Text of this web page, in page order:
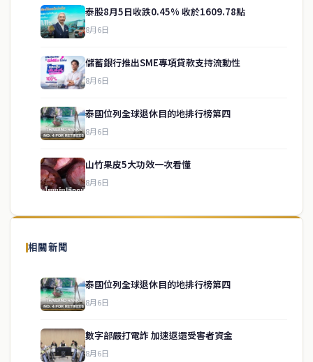
泰股8月5日收跌0.45% 收於1609.78點
8月6日
儲蓄銀行推出SME專項貸款支持流動性
8月6日
泰國位列全球退休目的地排行榜第四
8月6日
山竹果皮5大功效一次看懂
8月6日
相關新聞
泰國位列全球退休目的地排行榜第四
8月6日
數字部嚴打電詐 加速返還受害者資金
8月6日
關於我們
泰國中文新聞（TCN）是一家總部設於曼谷的中文新聞媒體，致力於
供即時、客觀、多元的中文新聞內容。
service@thaichinesenews.com